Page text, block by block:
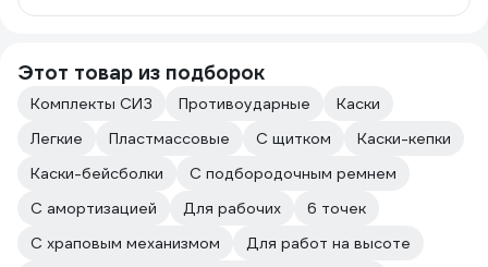
Этот товар из подборок
Комплекты СИЗ Противоударные
Каски
Легкие
Пластмассовые С щитком
Каски-кепки
Каски-бейсболки
С подбородочным ремнем
С амортизацией
Для рабочих
6 точек
С храповым механизмом
Для работ на высоте